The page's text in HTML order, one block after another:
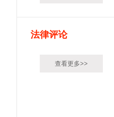
法律评论
查看更多>>